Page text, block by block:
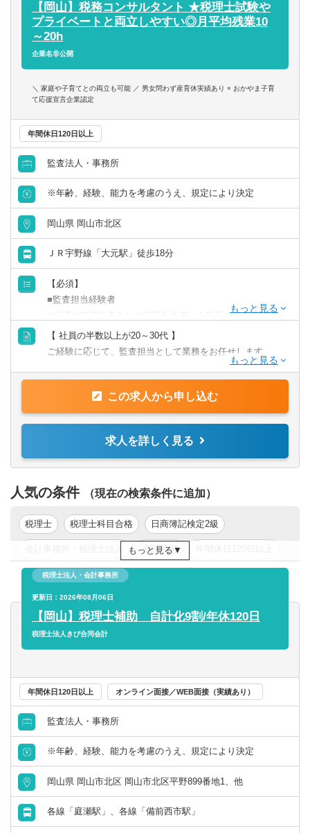
■対象企業へのヒアリングや資料分析を通じて、事業の収益
性や成長性、財務状況を調査し、経営課題を把握します。
〈経営改善・M&A支援〉
■発見した経営課題に対して、改善施策を検討・提案し、実
行支援を行います。また、M&Aに関する相談対応や企業評
価、交渉サポート、クロージング支援を担当します。
他、IPO支援・組織再編にもチャレンジしていただけま
す。
【岡山】税務コンサルタント ★税理士試験や
プライベートと両立しやすい◎月平均残業10
～20h
企業名非公開
＼ 家庭や子育てとの両立も可能 ／ 男女問わず産育休実績あり × おかやま子育
て応援宣言企業認定
年間休日120日以上
監査法人・事務所
※年齢、経験、能力を考慮のうえ、規定により決定
岡山県 岡山市北区
ＪＲ宇野線「大元駅」徒歩18分
【必須】
■監査担当経験者
■税理士有資格者または科目合格者（２科目以上）
※開業されている方、兼業希望の方などもご相談可能で
【 社員の半数以上が20～30代 】
ご経験に応じて、監査担当として業務をお任せします。
会計データ入力・チェック
月次・決算書の作成
開業支援・開業シミュレーション
経営分析
相続税申告・資産税業務 等
対応業種は幅広く、近年では相続案件への対応にも注力し
ています。
ご希望に応じて柔軟に業務をお任せします！
子育てとも両立しやすい好環境！
◆有休取得率はほぼ100％
◆基本定時退社 など
環境づくりだけでなく、常に時代変化に敏感に反応し、対
応をしています。
働きやすさが整っているため、
家庭や子育てとの両立も可能な環境。
おかやま子育て応援宣言企業の認定も受けており、
この求人から申し込む
求人を詳しく見る
人気の条件 （現在の検索条件に追加）
税理士 税理士科目合格 日商簿記検定2級
未経験可
年収200万円以上 年収300万円以上
年収500万円以上 東京都
もっと見る
税理士法人・会計事務所
更新日：2026年08月06日
【岡山】税理士補助 自計化9割/年休120日
税理士法人きび合同会計
年間休日120日以上 オンライン面接／WEB面接（実績あり）
監査法人・事務所
※年齢、経験、能力を考慮のうえ、規定により決定
岡山県 岡山市北区 岡山市北区平野899番地1、他
各線「庭瀬駅」、各線「備前西市駅」